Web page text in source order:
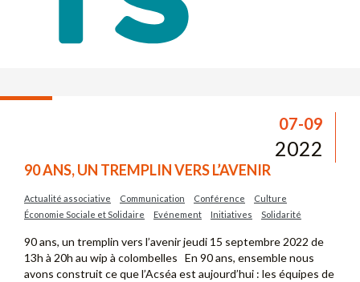
07-09
2022
90 ANS, UN TREMPLIN VERS L’AVENIR
Actualité associative Communication Conférence
Culture
Économie Sociale et Solidaire
Evénement Initiatives Solidarité
90 ans, un tremplin vers l’avenir jeudi 15 septembre 2022 de
13h à 20h au wip à colombelles En 90 ans, ensemble nous
avons construit ce que l’Acséa est aujourd’hui : les équipes de